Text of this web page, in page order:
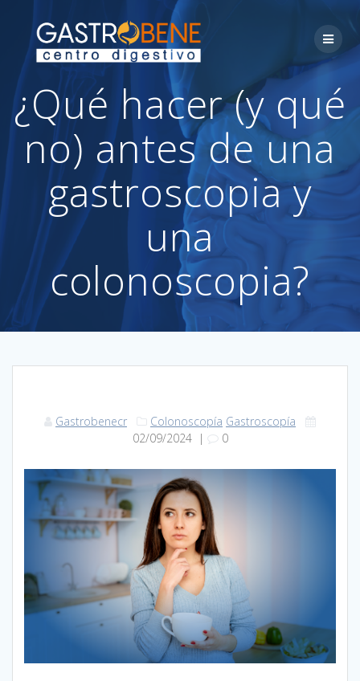
to
content
¿Qué hacer (y qué
no) antes de una
gastroscopia y
una
colonoscopia?
Gastrobenecr Colonoscopía Gastroscopía
02/09/2024| 0